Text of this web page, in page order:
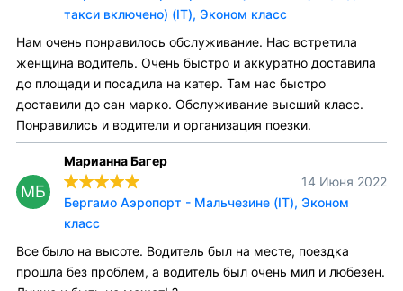
такси включено) (IT), Эконом класс
Нам очень понравилось обслуживание. Нас встретила
женщина водитель. Очень быстро и аккуратно доставила
до площади и посадила на катер. Там нас быстро
доставили до сан марко. Обслуживание высший класс.
Понравились и водители и организация поезки.
МБ
Марианна Багер
14 Июня 2022
Бергамо Аэропорт - Мальчезине (IT), Эконом
класс
Все было на высоте. Водитель был на месте, поездка
прошла без проблем, а водитель был очень мил и любезен.